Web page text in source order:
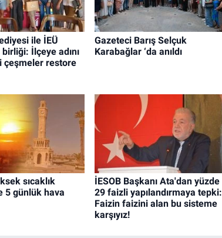
ile İEÜ
İlçeye adını
çeşmeler restore
Gazeteci Barış Selçuk
Karabağlar ‘da anıldı
sıcaklık
5 günlük hava
İESOB Başkanı Ata'dan yüzde
29 faizli yapılandırmaya tepki:
Faizin faizini alan bu sisteme
karşıyız!